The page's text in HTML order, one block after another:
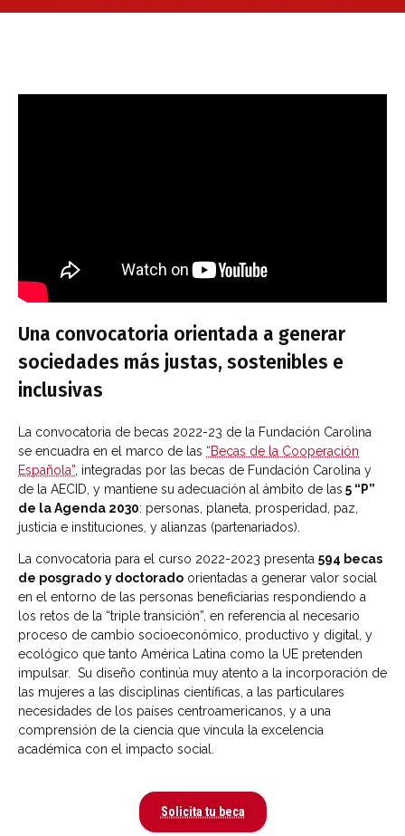
Una convocatoria orientada a generar
sociedades más justas, sostenibles e
inclusivas
La convocatoria de becas 2022-23 de la Fundación Carolina
se encuadra en el marco de las “Becas de la Cooperación
Española” , integradas por las becas de Fundación Carolina y
de la AECID, y mantiene su adecuación al ámbito de las 5 “P”
de la Agenda 2030: personas, planeta, prosperidad, paz,
justicia e instituciones, y alianzas (partenariados).
La convocatoria para el curso 2022-2023 presenta 594 becas
de posgrado y doctorado orientadas a generar valor social
en el entorno de las personas beneficiarias respondiendo a
los retos de la “triple transición”, en referencia al necesario
proceso de cambio socioeconómico, productivo y digital, y
ecológico que tanto América Latina como la UE pretenden
impulsar. Su diseño continúa muy atento a la incorporación de
las mujeres a las disciplinas científicas, a las particulares
necesidades de los países centroamericanos, y a una
comprensión de la ciencia que vincula la excelencia
académica con el impacto social.
Solicita tu beca